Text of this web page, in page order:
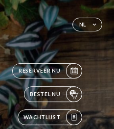
NL
RESERVEER NU
BESTEL NU
WACHTLIJST